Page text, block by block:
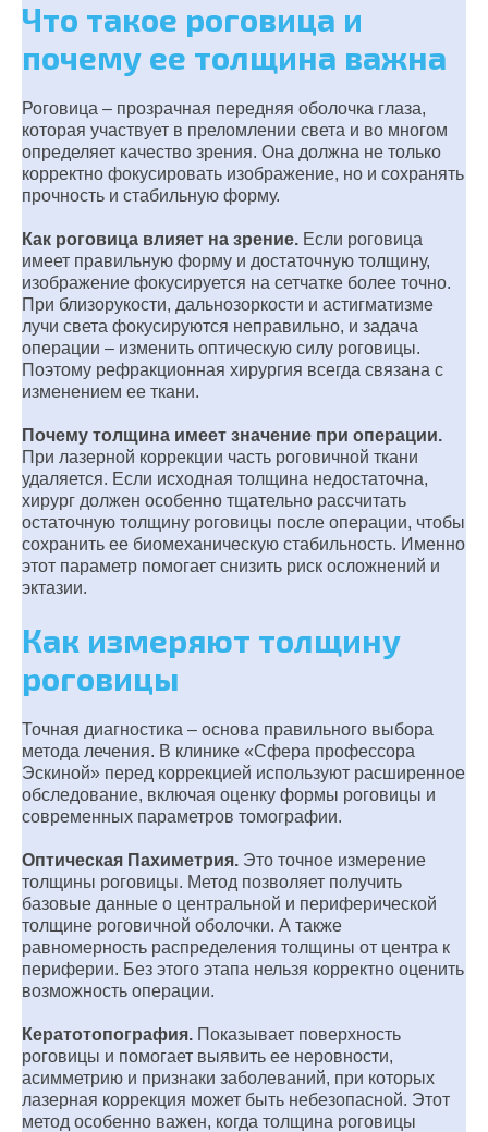
Что такое роговица и
почему ее толщина важна
Роговица – прозрачная передняя оболочка глаза,
которая участвует в преломлении света и во многом
определяет качество зрения. Она должна не только
корректно фокусировать изображение, но и сохранять
прочность и стабильную форму.
Как роговица влияет на зрение. Если роговица
имеет правильную форму и достаточную толщину,
изображение фокусируется на сетчатке более точно.
При близорукости, дальнозоркости и астигматизме
лучи света фокусируются неправильно, и задача
операции – изменить оптическую силу роговицы.
Поэтому рефракционная хирургия всегда связана с
изменением ее ткани.
Почему толщина имеет значение при операции.
При лазерной коррекции часть роговичной ткани
удаляется. Если исходная толщина недостаточна,
хирург должен особенно тщательно рассчитать
остаточную толщину роговицы после операции, чтобы
сохранить ее биомеханическую стабильность. Именно
этот параметр помогает снизить риск осложнений и
эктазии.
Как измеряют толщину
роговицы
Точная диагностика – основа правильного выбора
метода лечения. В клинике «Сфера профессора
Эскиной» перед коррекцией используют расширенное
обследование, включая оценку формы роговицы и
современных параметров томографии.
Оптическая Пахиметрия. Это точное измерение
толщины роговицы. Метод позволяет получить
базовые данные о центральной и периферической
толщине роговичной оболочки. А также
равномерность распределения толщины от центра к
периферии. Без этого этапа нельзя корректно оценить
возможность операции.
Кератотопография. Показывает поверхность
роговицы и помогает выявить ее неровности,
асимметрию и признаки заболеваний, при которых
лазерная коррекция может быть небезопасной. Этот
метод особенно важен, когда толщина роговицы